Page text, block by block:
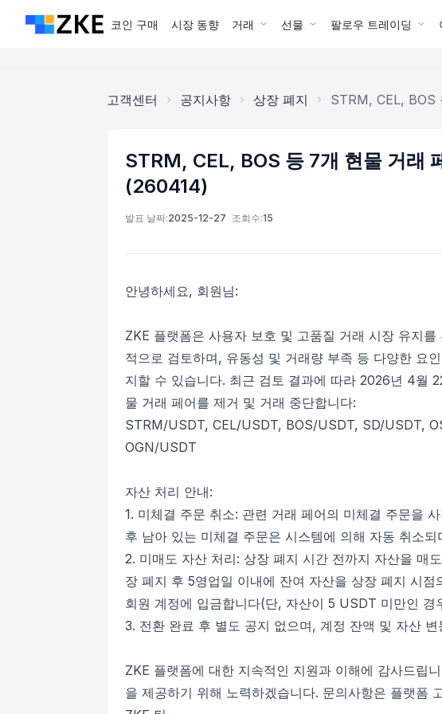
코인 구매 시장 동향 거래 선물 팔로우 트레이딩
고객센터 공지사항 상장 폐지 STRM, CEL, BOS
STRM, CEL, BOS 등 7개 현물 거래
(260414)
발표 날짜:2025-12-27 조회수:15
안녕하세요, 회원님:
ZKE 플랫폼은 사용자 보호 및 고품질 거래 시장 유지
적으로 검토하며, 유동성 및 거래량 부족 등 다양한 요
지할 수 있습니다. 최근 검토 결과에 따라 2026년 4월
물 거래 페어를 제거 및 거래 중단합니다:
STRM/USDT, CEL/USDT, BOS/USDT, SD/USDT,
OGN/USDT
자산 처리 안내:
1. 미체결 주문 취소: 관련 거래 페어의 미체결 주문을
후 남아 있는 미체결 주문은 시스템에 의해 자동 취소
2. 미매도 자산 처리: 상장 폐지 시간 전까지 자산을 매
장 폐지 후 5영업일 이내에 잔여 자산을 상장 폐지 시
회원 계정에 입금합니다(단, 자산이 5 USDT 미만인 경
3. 전환 완료 후 별도 공지 없으며, 계정 잔액 및 자산
ZKE 플랫폼에 대한 지속적인 지원과 이해에 감사드립
을 제공하기 위해 노력하겠습니다. 문의사항은 플랫폼